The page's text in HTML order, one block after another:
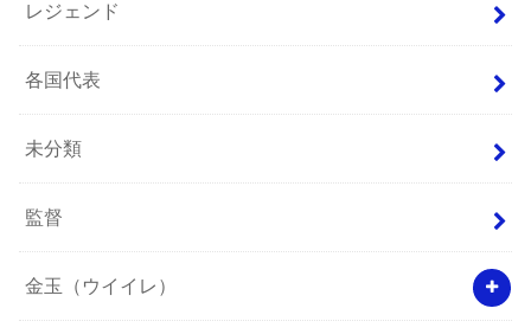
レジェンド
各国代表
未分類
監督
金玉（ウイイレ）